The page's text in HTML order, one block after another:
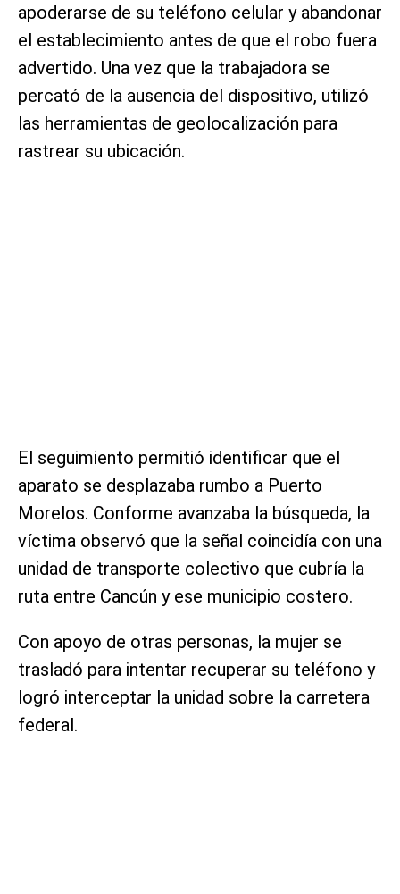
apoderarse de su teléfono celular y abandonar
el establecimiento antes de que el robo fuera
advertido. Una vez que la trabajadora se
percató de la ausencia del dispositivo, utilizó
las herramientas de geolocalización para
rastrear su ubicación.
El seguimiento permitió identificar que el
aparato se desplazaba rumbo a Puerto
Morelos. Conforme avanzaba la búsqueda, la
víctima observó que la señal coincidía con una
unidad de transporte colectivo que cubría la
ruta entre Cancún y ese municipio costero.
Con apoyo de otras personas, la mujer se
trasladó para intentar recuperar su teléfono y
logró interceptar la unidad sobre la carretera
federal.